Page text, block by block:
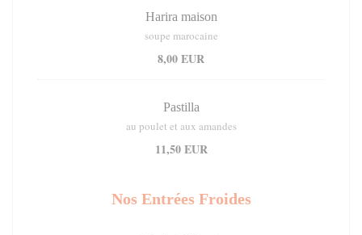
Harira maison
soupe marocaine
8,00 EUR
Pastilla
au poulet et aux amandes
11,50 EUR
Nos Entrées Froides